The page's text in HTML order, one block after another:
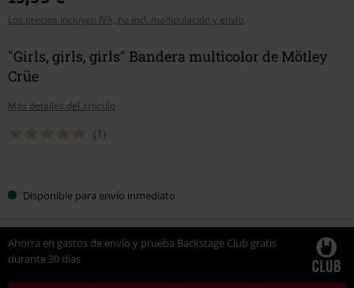
Los precios incluyen IVA, no incl. manipulación y envío
"Girls, girls, girls" Bandera multicolor de Mötley
Crüe
Más detalles del artículo
(1)
tu Disponible para envío inmediato
Ahorra en gastos de envío y prueba Backstage Club gratis
durante 30 días